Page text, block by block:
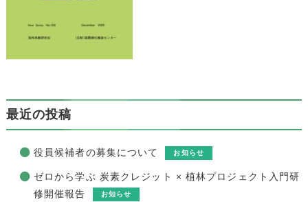
最近の投稿
役員候補者の募集について お知らせ
ゼロから学ぶ 炭素クレジット × 植林プロジェクト入門研
修開催報告
お知らせ